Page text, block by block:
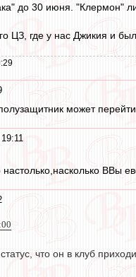
до 30 июня. "Клермон"
ЦЗ, где у нас Джикия и
может
ВВы
что он в клуб